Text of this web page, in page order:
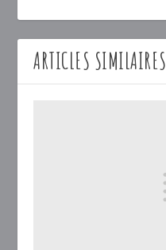
ARTICLES SIMILAIRES